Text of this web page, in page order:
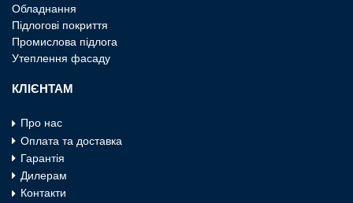
Обладнання
Пiдлоговi покриття
Промислова пiдлога
Утеплення фасаду
КЛІЄНТАМ
Про нас
Оплата та доставка
Гарантія
Дилерам
Контакти